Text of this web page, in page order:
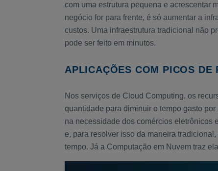
com uma estrutura pequena e acrescentar
negócio for para frente, é só aumentar a
custos. Uma infraestrutura tradicional não
pode ser feito em minutos.
APLICAÇÕES COM PICOS DE
Nos serviços de Cloud Computing, os
quantidade para diminuir o tempo gasto
na necessidade dos comércios eletrônicos
e, para resolver isso da maneira
tempo. Já a Computação em Nuvem traz